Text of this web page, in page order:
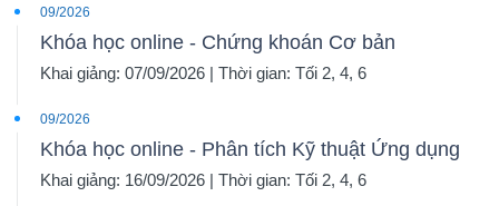
09/2026
Khóa học online - Chứng khoán Cơ bản
Khai giảng: 07/09/2026 | Thời gian: Tối 2, 4, 6
09/2026
Khóa học online - Phân tích Kỹ thuật Ứng dụng
Khai giảng: 16/09/2026 | Thời gian: Tối 2, 4, 6